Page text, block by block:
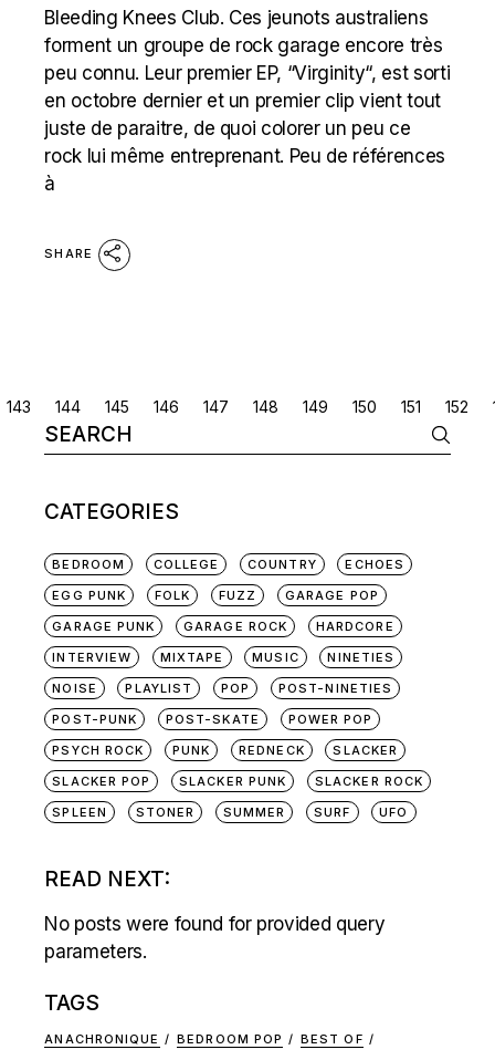
Bleeding Knees Club. Ces jeunots australiens
forment un groupe de rock garage encore très
peu connu. Leur premier EP, “Virginity“, est sorti
en octobre dernier et un premier clip vient tout
juste de paraitre, de quoi colorer un peu ce
rock lui même entreprenant. Peu de références
à
SHARE
POSTS
NAVIGATION
143 144 145 146 147 148 149 150 151 152
Search
for:
CATEGORIES
BEDROOM COLLEGE COUNTRY
ECHOES
EGG PUNK
FOLK FUZZ
GARAGE POP
GARAGE PUNK
GARAGE ROCK
HARDCORE
INTERVIEW
MIXTAPE MUSIC
NINETIES
NOISE
PLAYLIST POP
POST-NINETIES
POST-PUNK
POST-SKATE
POWER POP
PSYCH ROCK
PUNK REDNECK
SLACKER
SLACKER POP
SLACKER PUNK
SLACKER ROCK
SPLEEN
STONER SUMMER SURF UFO
READ NEXT:
No posts were found for provided query
parameters.
TAGS
ANACHRONIQUE BEDROOM POP
BEST OF